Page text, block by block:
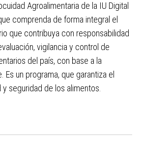
Agroalimentaria de la IU Digital
comprenda de forma integral el
que contribuya con responsabilidad
vigilancia y control de
del país, con base a la
Es un programa, que garantiza el
seguridad de los alimentos.